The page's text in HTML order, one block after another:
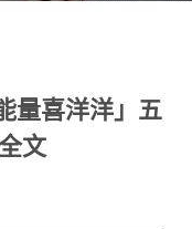
量喜洋洋」五
文